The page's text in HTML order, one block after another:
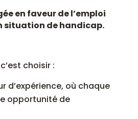
en faveur de l’emploi
situation de handicap.
choisir :
d’expérience, où chaque
opportunité de